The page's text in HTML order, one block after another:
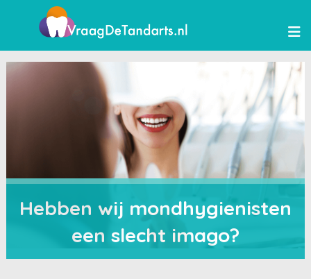
Hebben wij mondhygienisten
een slecht imago?